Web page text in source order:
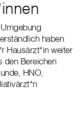
haben
Hausärzt*in weiter
den Bereichen
HNO,